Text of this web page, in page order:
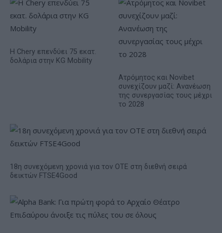
Η Chery επενδύει 75 εκατ.
δολάρια στην KG Mobility
Ατρόμητος και Novibet
συνεχίζουν μαζί: Ανανέωση
της συνεργασίας τους μέχρι
το 2028
18η συνεχόμενη χρονιά για τον ΟΤΕ στη διεθνή σειρά
δεικτών FTSE4Good